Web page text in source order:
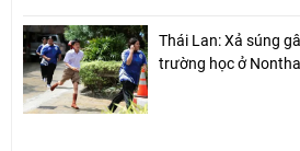
Thái Lan: Xả súng
trường học ở